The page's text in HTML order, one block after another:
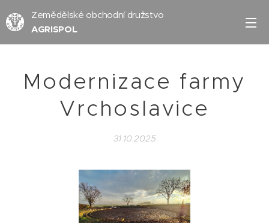
Zemědělské obchodní družstvo
AGRISPOL
Modernizace farmy
Vrchoslavice
31.10.2025